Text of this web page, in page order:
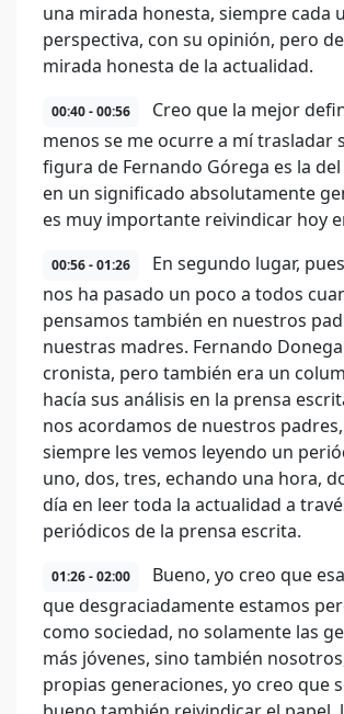
una mirada honesta, siempre cada
perspectiva, con su opinión, pero
mirada honesta de la actualidad.
00:40 - 00:56
Creo que la mejor
menos se me ocurre a mí trasladar
figura de Fernando Górega es la
en un significado absolutamente
es muy importante reivindicar hoy
00:56 - 01:26
En segundo lugar,
nos ha pasado un poco a todos
pensamos también en nuestros
nuestras madres. Fernando
cronista, pero también era un
hacía sus análisis en la prensa
nos acordamos de nuestros
siempre les vemos leyendo un
uno, dos, tres, echando una hora,
día en leer toda la actualidad a
periódicos de la prensa escrita.
01:26 - 02:00
Bueno, yo creo que
que desgraciadamente estamos
como sociedad, no solamente las
más jóvenes, sino también
propias generaciones, yo creo que